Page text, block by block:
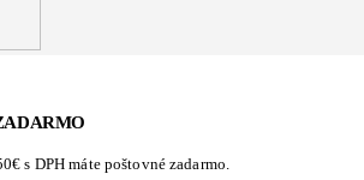
s DPH máte poštovné zadarmo.